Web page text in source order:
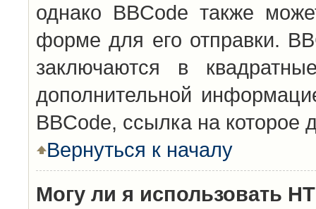
однако BBCode также
форме для его отправки.
заключаются в
дополнительной
BBCode, ссылка на
Вернуться к началу
Могу ли я использовать